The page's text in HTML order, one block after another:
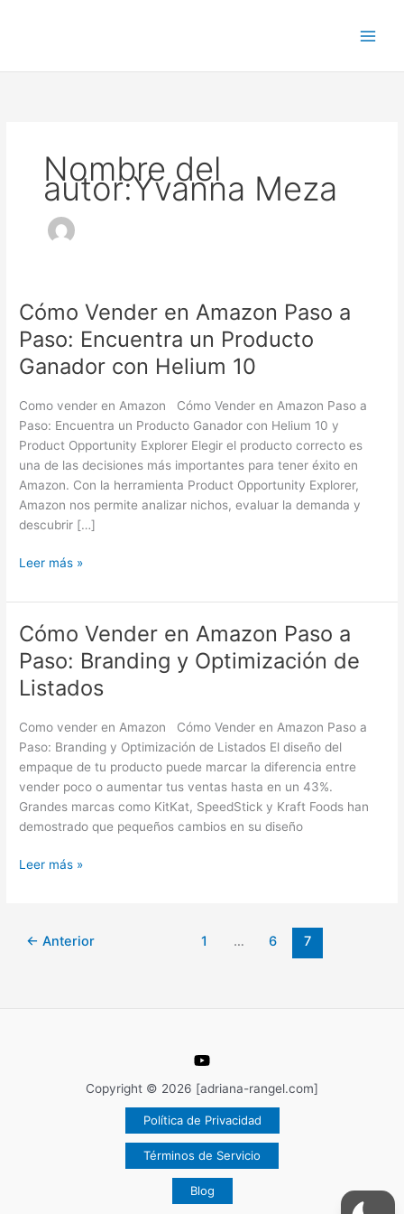
Nombre del
autor:Yvanna Meza
Cómo Vender en Amazon Paso a
Paso: Encuentra un Producto
Ganador con Helium 10
Como vender en Amazon Cómo Vender en Amazon Paso a
Paso: Encuentra un Producto Ganador con Helium 10 y
Product Opportunity Explorer Elegir el producto correcto es
una de las decisiones más importantes para tener éxito en
Amazon. Con la herramienta Product Opportunity Explorer,
Amazon nos permite analizar nichos, evaluar la demanda y
descubrir […]
Cómo
Vender
en
Amazon
a
Paso:
Encuentra
un
Producto
Ganador
con
10
Leer más »
Cómo Vender en Amazon Paso a
Paso: Branding y Optimización de
Listados
Como vender en Amazon Cómo Vender en Amazon Paso a
Paso: Branding y Optimización de Listados El diseño del
empaque de tu producto puede marcar la diferencia entre
vender poco o aumentar tus ventas hasta en un 43%.
Grandes marcas como KitKat, SpeedStick y Kraft Foods han
demostrado que pequeños cambios en su diseño
Cómo
Vender
en
Amazon
a
Paso:
Branding
y
Optimización
de
Leer más »
← Anterior 1 … 6 7
Copyright © 2026 [adriana-rangel.com]
Política de Privacidad
Términos de Servicio
Blog